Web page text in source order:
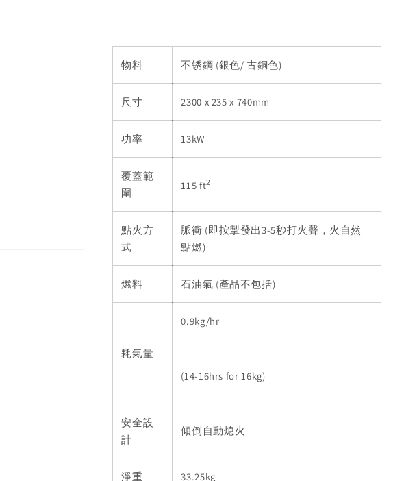
物料 不锈鋼 (銀色/ 古銅色)
尺寸 2300 x 235 x 740mm
功率 13kW
覆蓋範
圍
115 ft2
點火方
式
脈衝 (即按掣發出3-5秒打火聲，火自然
點燃)
燃料 石油氣 (產品不包括)
耗氣量
0.9kg/hr
(14-16hrs for 16kg)
安全設
計
傾倒自動熄火
淨重 33.25kg